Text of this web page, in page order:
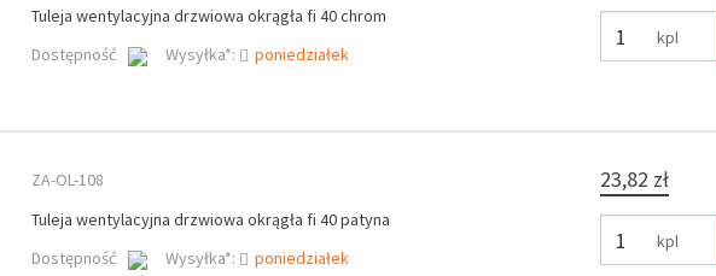
Tuleja wentylacyjna drzwiowa okrągła fi 40 chrom
Dostępność
Wysyłka*: poniedziałek
kpl
ZA-OL-108
Tuleja wentylacyjna drzwiowa okrągła fi 40 patyna
Dostępność
Wysyłka*: poniedziałek
23,82 zł
kpl